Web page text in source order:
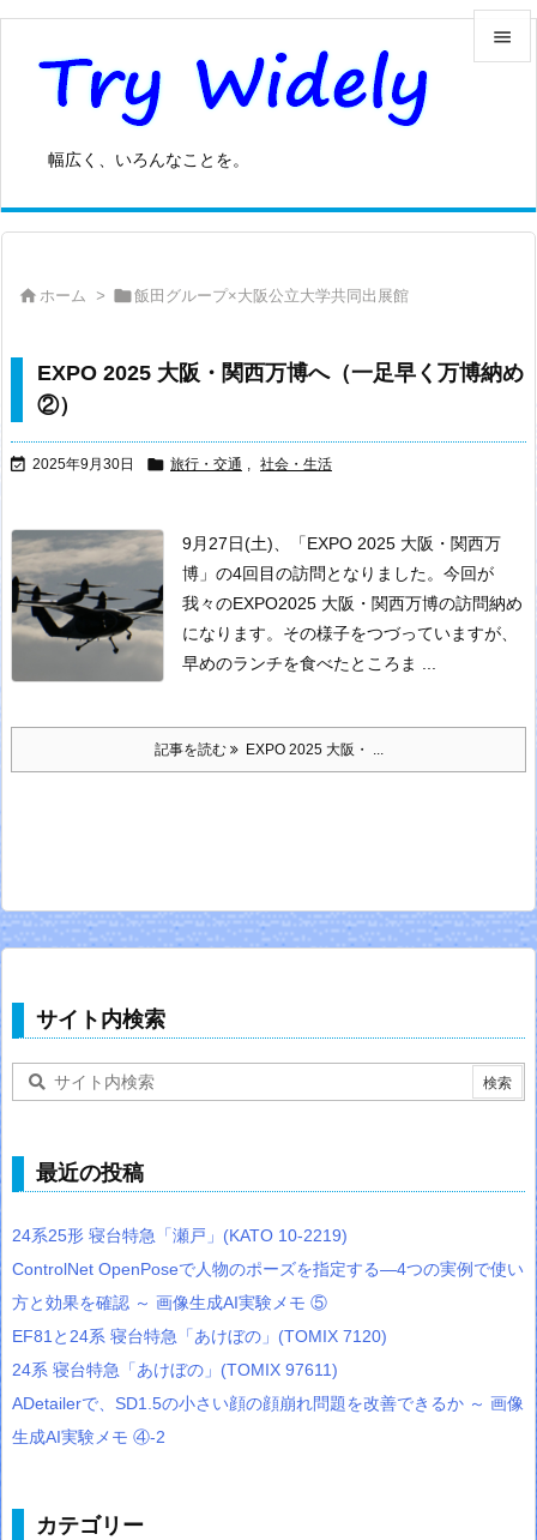
幅広く、いろんなことを。


前へ
 ホーム > 飯田グループ×大阪公立大学共同出展館
EXPO 2025 大阪・関西万博へ（一足早く万博納め
②）
 2025年9月30日  旅行・交通 , 社会・生活
9月27日(土)、「EXPO 2025 大阪・関西万
博」の4回目の訪問となりました。 今回が
我々のEXPO2025 大阪・関西万博の訪問納め
になります。 その様子をつづっていますが、
早めのランチを食べたところま ...
記事を読む EXPO 2025 大阪・ ...
サイト内検索
最近の投稿
24系25形 寝台特急「瀬戸」(KATO 10-2219)
ControlNet OpenPoseで人物のポーズを指定する―4つの実例で使い
方と効果を確認 ～ 画像生成AI実験メモ ⑤
EF81と24系 寝台特急「あけぼの」(TOMIX 7120)
24系 寝台特急「あけぼの」(TOMIX 97611)
ADetailerで、SD1.5の小さい顔の顔崩れ問題を改善できるか ～ 画像
生成AI実験メモ ④-2
カテゴリー